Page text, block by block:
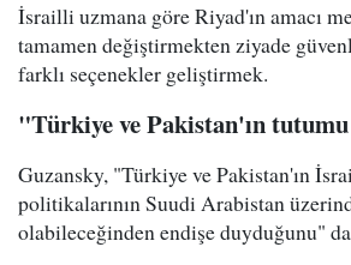
İsrailli uzmana göre Riyad'ın amacı
tamamen değiştirmekten ziyade
farklı seçenekler geliştirmek.
"Türkiye ve Pakistan'ın
Guzansky, "Türkiye ve Pakistan'ın
politikalarının Suudi Arabistan
olabileceğinden endişe duyduğunu"